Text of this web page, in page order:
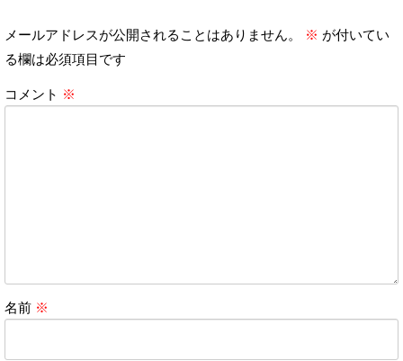
メールアドレスが公開されることはありません。 ※ が付いてい
る欄は必須項目です
コメント ※
名前 ※